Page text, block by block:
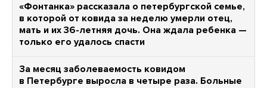
«Фонтанка» рассказала о петербургской семье,
в которой от ковида за неделю умерли отец,
мать и их 36-летняя дочь. Она ждала ребенка —
только его удалось спасти
За месяц заболеваемость ковидом
в Петербурге выросла в четыре раза. Больные